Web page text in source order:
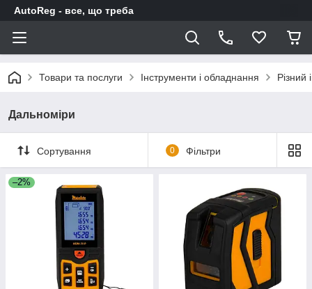
AutoReg - все, що треба
Товари та послуги Інструменти і обладнання Різний
Дальноміри
Сортування 0 Фільтри
–2%